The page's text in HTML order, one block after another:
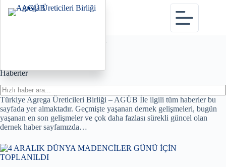
Haberler
Türkiye Agrega Üreticileri Birliği – AGÜB İle ilgili tüm haberler bu
sayfada yer almaktadır. Geçmişte yaşanan dernek gelişmeleri, bugün
yaşanan en son gelişmeler ve çok daha fazlası sürekli güncel olan
dernek haber sayfamızda…